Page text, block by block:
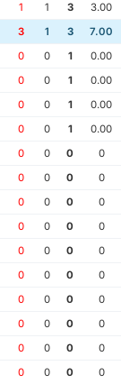
1 1 3
3.00
3 1 3
7.00
0 0 1
0.00
0 0 1
0.00
0 0 1
0.00
0 0 1
0.00
0 0 0
0
0 0 0
0
0 0 0
0
0 0 0
0
0 0 0
0
0 0 0
0
0 0 0
0
0 0 0
0
0 0 0
0
0 0 0
0